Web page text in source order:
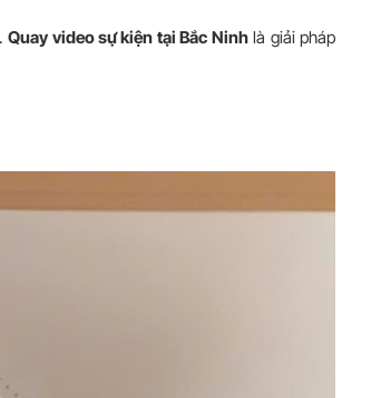
Quay video sự kiện tại Bắc Ninhlà giải pháp